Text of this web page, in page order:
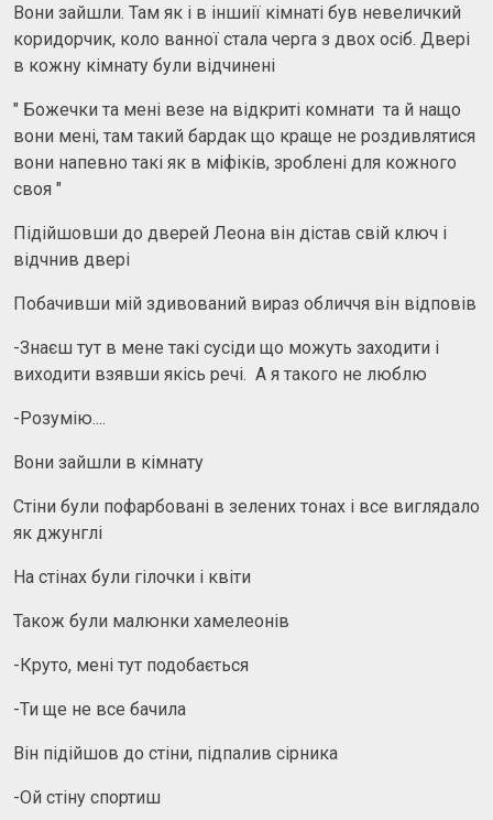
Вони зайшли. Там як і в іншиії кімнаті був невеличкий
коридорчик, коло ванної стала черга з двох осіб. Двері
в кожну кімнату були відчинені
" Божечки та мені везе на відкриті комнати та й нащо
вони мені, там такий бардак що краще не роздивлятися
вони напевно такі як в міфіків, зроблені для кожного
своя "
Підійшовши до дверей Леона він дістав свій ключ і
відчнив двері
Побачивши мій здивований вираз обличчя він відповів
-Знаєш тут в мене такі сусіди що можуть заходити і
виходити взявши якісь речі. А я такого не люблю
-Розумію....
Вони зайшли в кімнату
Стіни були пофарбовані в зелених тонах і все виглядало
як джунглі
На стінах були гілочки і квіти
Також були малюнки хамелеонів
-Круто, мені тут подобається
-Ти ще не все бачила
Він підійшов до стіни, підпалив сірника
-Ой стіну спортиш